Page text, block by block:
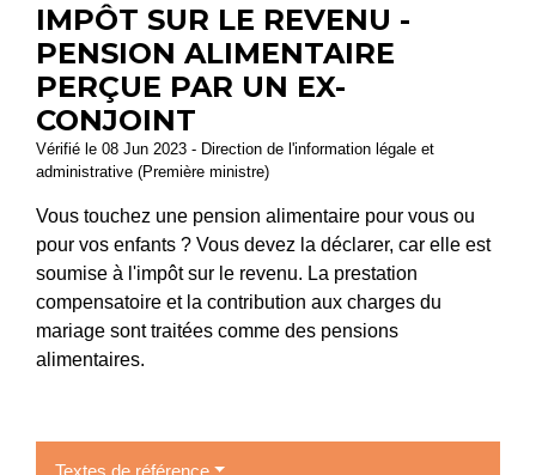
IMPÔT SUR LE REVENU -
PENSION ALIMENTAIRE
PERÇUE PAR UN EX-
CONJOINT
Vérifié le 08 Jun 2023 - Direction de l'information légale et
administrative (Première ministre)
Vous touchez une pension alimentaire pour vous ou
pour vos enfants ? Vous devez la déclarer, car elle est
soumise à l'impôt sur le revenu. La prestation
compensatoire et la contribution aux charges du
mariage sont traitées comme des pensions
alimentaires.
Textes de référence